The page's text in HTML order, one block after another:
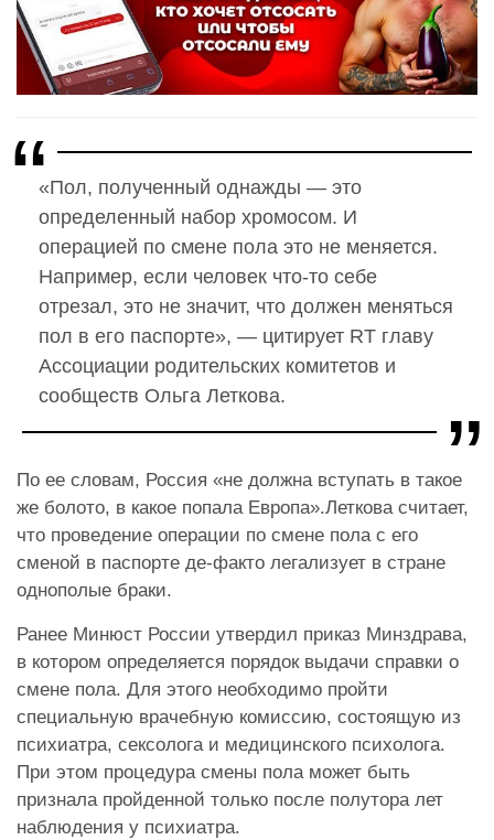
«Пол, полученный однажды — это
определенный набор хромосом. И
операцией по смене пола это не меняется.
Например, если человек что-то себе
отрезал, это не значит, что должен меняться
пол в его паспорте», — цитирует RT главу
Ассоциации родительских комитетов и
сообществ Ольга Леткова.
По ее словам, Россия «не должна вступать в такое
же болото, в какое попала Европа».Леткова считает,
что проведение операции по смене пола с его
сменой в паспорте де-факто легализует в стране
однополые браки.
Ранее Минюст России утвердил приказ Минздрава,
в котором определяется порядок выдачи справки о
смене пола. Для этого необходимо пройти
специальную врачебную комиссию, состоящую из
психиатра, сексолога и медицинского психолога.
При этом процедура смены пола может быть
признала пройденной только после полутора лет
наблюдения у психиатра.